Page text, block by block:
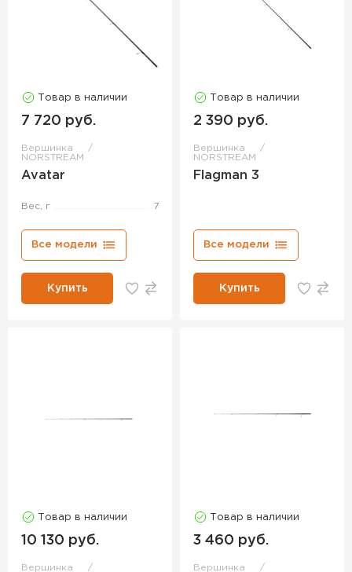
Товар в наличии
7 720 руб.
Вершинка
NORSTREAM
Avatar
Вес, г 7
Все модели
Купить
Товар в наличии
2 390 руб.
Вершинка
NORSTREAM
Flagman 3
Все модели
Купить
Товар в наличии
10 130 руб.
Вершинка
Товар в наличии
3 460 руб.
Вершинка